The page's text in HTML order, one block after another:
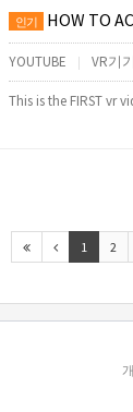
인기 HOW TO
YOUTUBE | VR기기
This is the FIRST vr
1 2